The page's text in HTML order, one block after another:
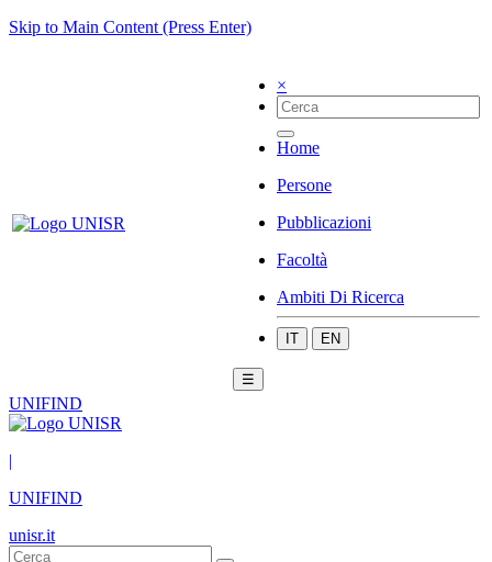
Skip to Main Content (Press Enter)
×
Home
Persone
Pubblicazioni
Facoltà
Ambiti Di Ricerca
IT EN
☰
UNIFIND
|
UNIFIND
unisr.it